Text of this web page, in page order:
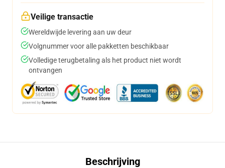
Veilige transactie
Wereldwijde levering aan uw deur
Volgnummer voor alle pakketten beschikbaar
Volledige terugbetaling als het product niet wordt
ontvangen
Beschrijving